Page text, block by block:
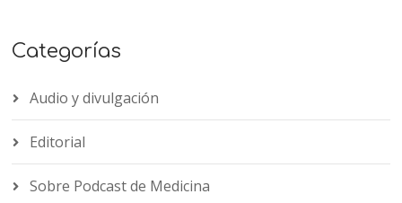
Categorías
Audio y divulgación
Editorial
Sobre Podcast de Medicina